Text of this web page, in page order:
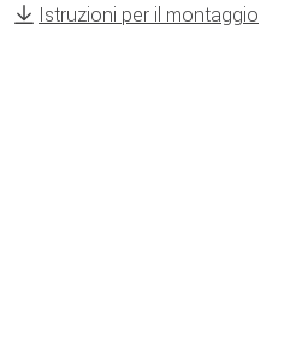
Istruzioni per il montaggio